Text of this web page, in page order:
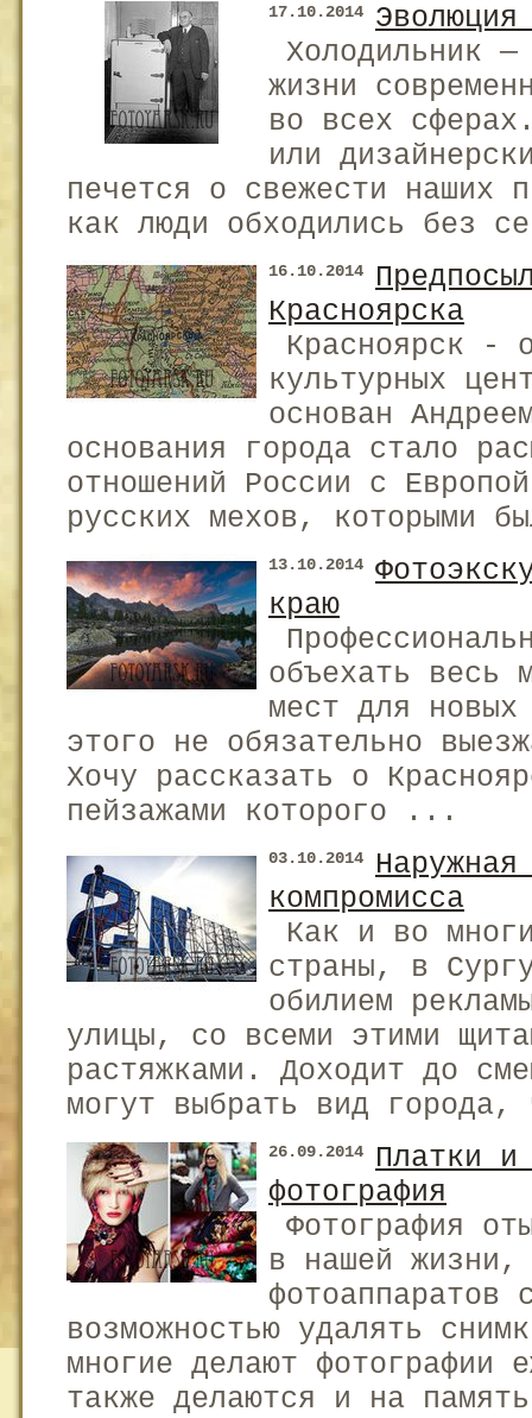
17.10.2014
Эволюция
Холодильник
жизни
во всех
или
печется о свежести наших
как люди обходились без
16.10.2014
Красноярска
Красноярск -
культурных
основан
основания города стало
отношений России с
русских мехов, которыми
13.10.2014
краю
объехать весь
мест для
этого не обязательно
Хочу рассказать о
пейзажами которого ...
03.10.2014
компромисса
Как и во
страны, в
обилием
улицы, со всеми этими
растяжками. Доходит до
могут выбрать вид
26.09.2014
Платки и
фотография
Фотография
в нашей жизни,
фотоаппаратов
возможностью удалять
многие делают фотографии
также делаются и на